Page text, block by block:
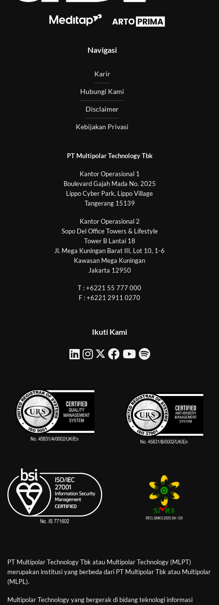
Navigasi
Karir
Hubungi Kami
Disclaimer
Kebijakan Privasi
PT Multipolar Technology Tbk
Kantor Operasional 1
Boulevard Gajah Mada No. 2025
Lippo Cyber Park, Lippo Village
Tangerang 15139
Kantor Operasional 2
Sopo Del Office Towers & Lifestyle
Tower B Lantai 18
Jl. Mega Kuningan Barat III, Lot 10, 1-6
Kawasan Mega Kuningan
Jakarta 12950
T : +6221 55 777 000
F : +6221 2911 0270
Ikuti Kami
PT Multipolar Technology Tbk atau Multipolar Technology (MLPT)
merupakan institusi yang berbeda dari PT Multipolar Tbk atau Multipolar
(MLPL).
Multipolar Technology yang bergerak di bidang teknologi informasi